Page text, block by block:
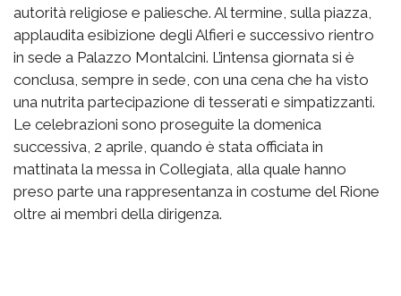
autorità religiose e paliesche. Al termine, sulla piazza,
applaudita esibizione degli Alfieri e successivo rientro
in sede a Palazzo Montalcini. L’intensa giornata si è
conclusa, sempre in sede, con una cena che ha visto
una nutrita partecipazione di tesserati e simpatizzanti.
Le celebrazioni sono proseguite la domenica
successiva, 2 aprile, quando è stata officiata in
mattinata la messa in Collegiata, alla quale hanno
preso parte una rappresentanza in costume del Rione
oltre ai membri della dirigenza.